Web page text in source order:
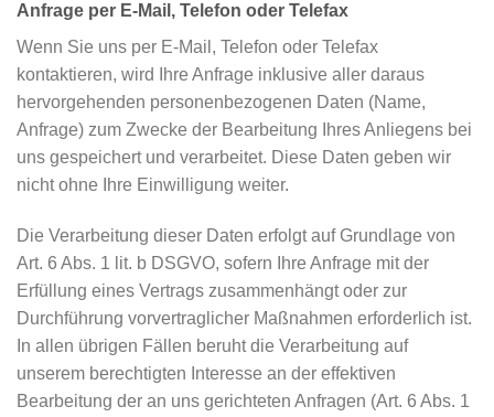
Anfrage per E-Mail, Telefon oder Telefax
Wenn Sie uns per E-Mail, Telefon oder Telefax
kontaktieren, wird Ihre Anfrage inklusive aller daraus
hervorgehenden personenbezogenen Daten (Name,
Anfrage) zum Zwecke der Bearbeitung Ihres Anliegens bei
uns gespeichert und verarbeitet. Diese Daten geben wir
nicht ohne Ihre Einwilligung weiter.
Die Verarbeitung dieser Daten erfolgt auf Grundlage von
Art. 6 Abs. 1 lit. b DSGVO, sofern Ihre Anfrage mit der
Erfüllung eines Vertrags zusammenhängt oder zur
Durchführung vorvertraglicher Maßnahmen erforderlich ist.
In allen übrigen Fällen beruht die Verarbeitung auf
unserem berechtigten Interesse an der effektiven
Bearbeitung der an uns gerichteten Anfragen (Art. 6 Abs. 1